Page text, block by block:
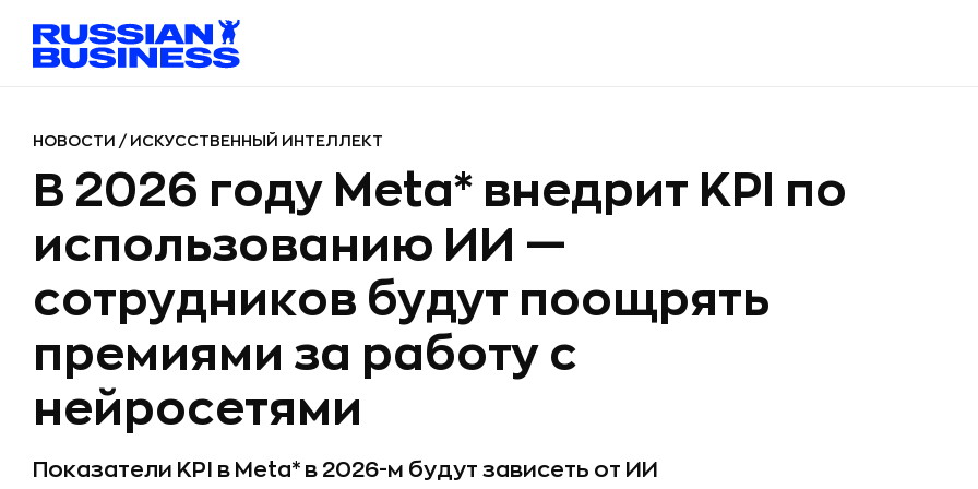
НОВОСТИ / ИСКУССТВЕННЫЙ ИНТЕЛЛЕКТ
В 2026 году Meta* внедрит KPI по
использованию ИИ —
сотрудников будут поощрять
премиями за работу с
нейросетями
Показатели KPI в Meta* в 2026-м будут зависеть от ИИ